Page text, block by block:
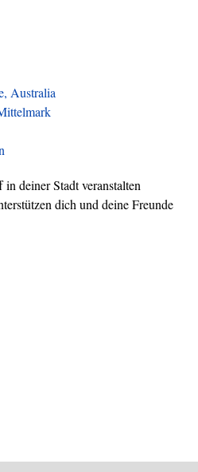
Australia
deiner Stadt veranstalten
dich und deine Freunde